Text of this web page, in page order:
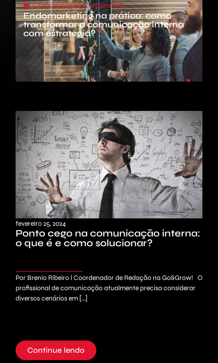
Comunicação Corporativa
Endomarketing na prática: como
transformar a comunicação interna
com estratégia?
fevereiro 25, 2024
Ponto cego na comunicação interna:
o que é e como solucionar?
Por Brenio Ribeiro l Coordenador de Redação na Go&Grow! O
profissional de comunicação atualmente precisa considerar
diversos cenários em [...]
Continue lendo